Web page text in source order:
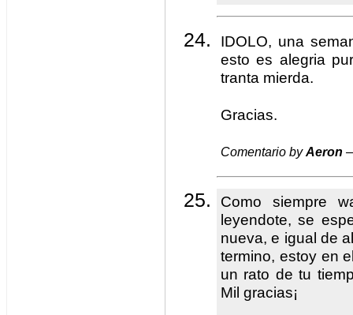
IDOLO, una
esto es alegria
tranta mierda.
Gracias.
Comentario byAeron
Como siempre
leyendote, se
nueva, e igual de
termino, estoy en
un rato de tu
Mil gracias¡